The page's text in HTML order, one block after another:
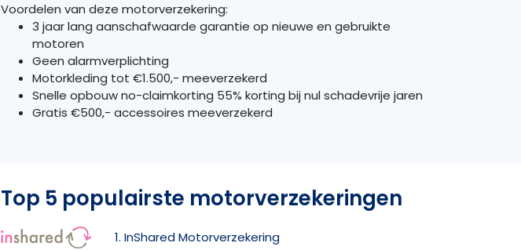
Voordelen van deze motorverzekering:
3 jaar lang aanschafwaarde garantie op nieuwe en gebruikte
motoren
Geen alarmverplichting
Motorkleding tot €1.500,- meeverzekerd
Snelle opbouw no-claimkorting 55% korting bij nul schadevrije jaren
Gratis €500,- accessoires meeverzekerd
Top 5 populairste motorverzekeringen
1. InShared Motorverzekering